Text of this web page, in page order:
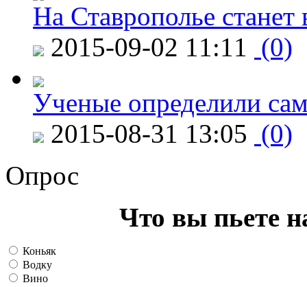
На Ставрополье
2015-09-02 11:11 (0)
Ученые определили
2015-08-31 13:05 (0)
Опрос
Что вы пьете
Коньяк
Водку
Вино